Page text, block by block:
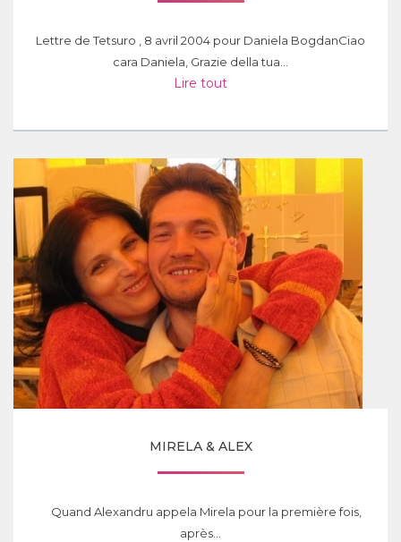
Lettre de Tetsuro , 8 avril 2004 pour Daniela BogdanCiao
cara Daniela, Grazie della tua...
Lire tout
MIRELA & ALEX
Quand Alexandru appela Mirela pour la première fois,
après...